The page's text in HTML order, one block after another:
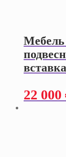
22 000